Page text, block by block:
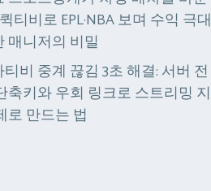
티비로 EPL·NBA 보며 수익 극대
매니저의 비밀
비 중계 끊김 3초 해결: 서버 전
축키와 우회 링크로 스트리밍 지
로 만드는 법